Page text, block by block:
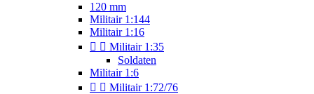
120 mm
Militair 1:144
Militair 1:16
  Militair 1:35
Soldaten
Militair 1:6
  Militair 1:72/76